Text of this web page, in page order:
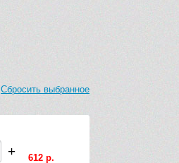
Сбросить выбранное
+ 612 р.